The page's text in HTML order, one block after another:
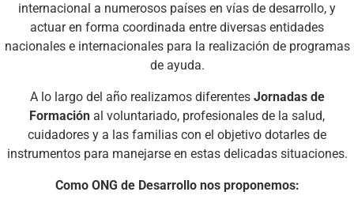
internacional a numerosos países en vías de desarrollo, y
actuar en forma coordinada entre diversas entidades
nacionales e internacionales para la realización de programas
de ayuda.
A lo largo del año realizamos diferentes Jornadas de
Formación al voluntariado, profesionales de la salud,
cuidadores y a las familias con el objetivo dotarles de
instrumentos para manejarse en estas delicadas situaciones.
Como ONG de Desarrollo nos proponemos: